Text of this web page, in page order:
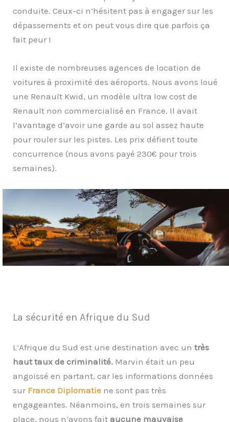
conduite. Ceux-ci n’hésitent pas à engager sur les
dépassements et on peut vous dire que parfois ça
fait peur !
Il existe de nombreuses agences de location de
voitures à proximité des aéroports. Nous avons loué
une Renault Kwid, un modèle ultra low cost de
Renault non commercialisé en France. Il avait
l’avantage d’avoir une garde au sol assez haute
pour rouler sur les pistes. Les prix défient toute
concurrence (nous avons payé 230€ pour trois
semaines).
La sécurité en Afrique du Sud
L’Afrique du Sud est une destination avec un très
haut taux de criminalité. Marvin était un peu
angoissé en partant, car les informations données
sur France Diplomatie ne sont pas très
engageantes. Néanmoins, en trois semaines sur
place, nous n’avons fait aucune mauvaise